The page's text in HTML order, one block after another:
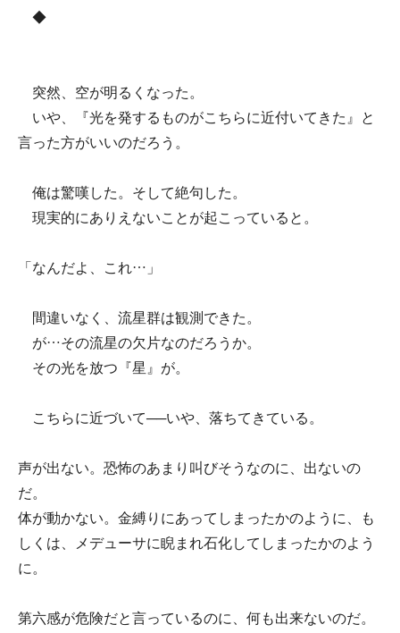
◆
突然、空が明るくなった。
いや、『光を発するものがこちらに近付いてきた』と
言った方がいいのだろう。
俺は驚嘆した。そして絶句した。
現実的にありえないことが起こっていると。
「なんだよ、これ…」
間違いなく、流星群は観測できた。
が…その流星の欠片なのだろうか。
その光を放つ『星』が。
こちらに近づいて──いや、落ちてきている。
声が出ない。恐怖のあまり叫びそうなのに、出ないの
だ。
体が動かない。金縛りにあってしまったかのように、も
しくは、メデューサに睨まれ石化してしまったかのよう
に。
第六感が危険だと言っているのに、何も出来ないのだ。